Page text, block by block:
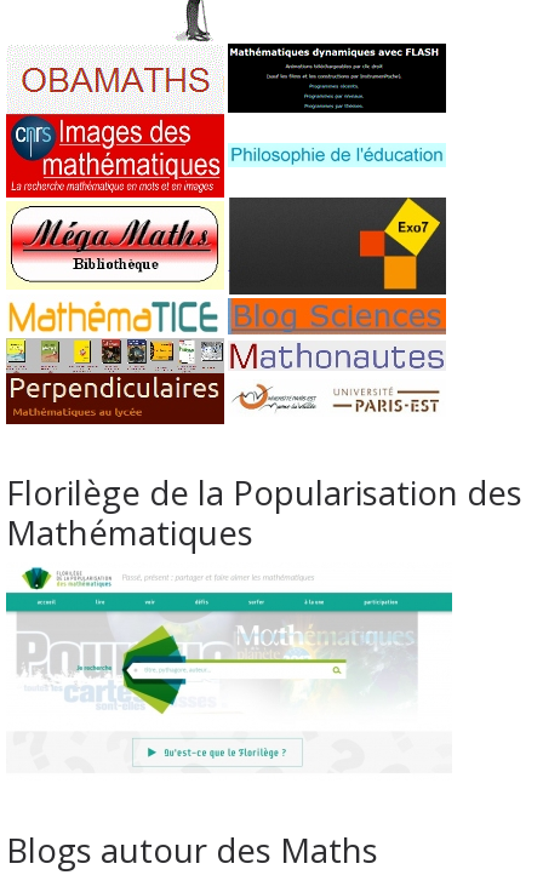
Florilège de la Popularisation des
Mathématiques
Blogs autour des Maths